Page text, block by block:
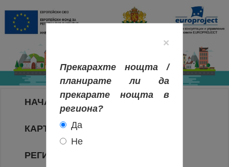
НАЧАЛО
КАРТА НА РЕГИОНИТЕ
РЕГИОНИ
×
Прекарахте нощта /
планирате ли да
прекарате нощта в
региона?
Да
Не